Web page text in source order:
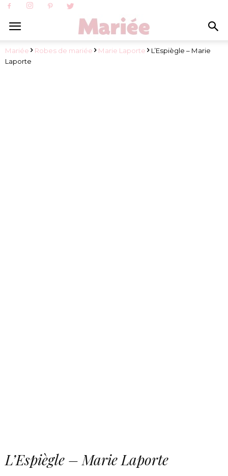
Mariée Robes de mariée Marie Laporte
L’Espiègle – Marie
Laporte
L’Espiègle – Marie Laporte